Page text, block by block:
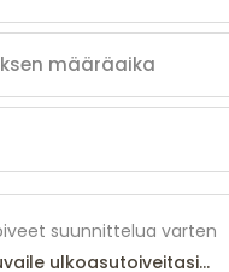
suunnittelua varten